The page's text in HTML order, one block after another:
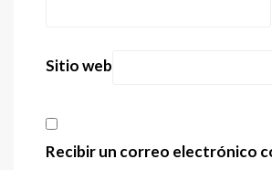
Sitio web
Recibir un correo electrónico